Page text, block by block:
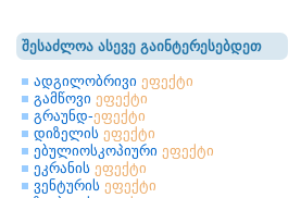
შესაძლოა ასევე გაინტერესებდეთ
ადგილობრივი ეფექტი
გამწოვი ეფექტი
გრაუნდ-ეფექტი
დიზელის ეფექტი
ებულიოსკოპიური ეფექტი
ეკრანის ეფექტი
ვენტურის ეფექტი